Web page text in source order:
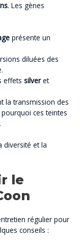
. Les gènes
présente un
diluées des
effetssilveret
la transmission des
ces teintes
diversité et la
le
régulier pour
conseils :